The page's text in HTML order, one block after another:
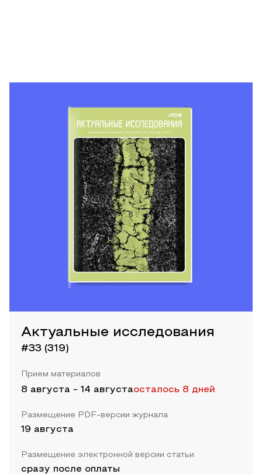
Актуальные исследования
#33 (319)
Прием материалов
8 августа - 14 августаосталось 8 дней
Размещение PDF-версии журнала
19 августа
Размещение электронной версии статьи
сразу после оплаты